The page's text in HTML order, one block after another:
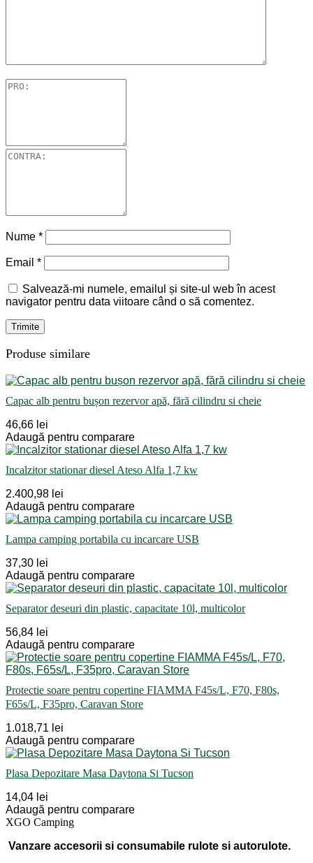
Nume *
Email *
Salvează-mi numele, emailul și site-ul web în acest
navigator pentru data viitoare când o să comentez.
Produse similare
Capac alb pentru bușon rezervor apă, fără cilindru si cheie
46,66 lei
Adaugă pentru comparare
Incalzitor stationar diesel Ateso Alfa 1,7 kw
2.400,98 lei
Adaugă pentru comparare
Lampa camping portabila cu incarcare USB
37,30 lei
Adaugă pentru comparare
Separator deseuri din plastic, capacitate 10l, multicolor
56,84 lei
Adaugă pentru comparare
Protectie soare pentru copertine FIAMMA F45s/L, F70, F80s,
F65s/L, F35pro, Caravan Store
1.018,71 lei
Adaugă pentru comparare
Plasa Depozitare Masa Daytona Si Tucson
14,04 lei
Adaugă pentru comparare
XGO Camping
Vanzare accesorii si consumabile rulote si autorulote.